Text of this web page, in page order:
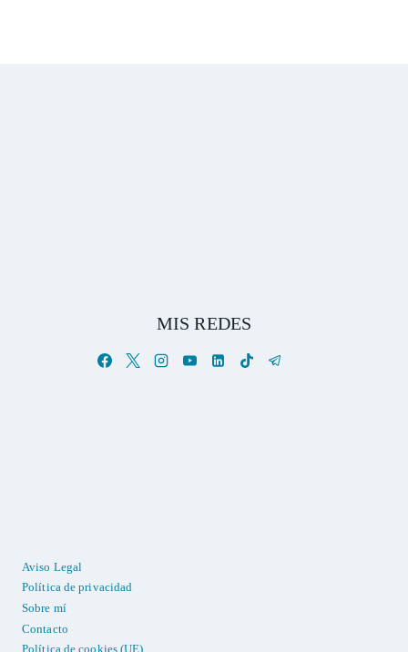
MIS REDES
Aviso Legal
Política de privacidad
Sobre mí
Contacto
Política de cookies (UE)